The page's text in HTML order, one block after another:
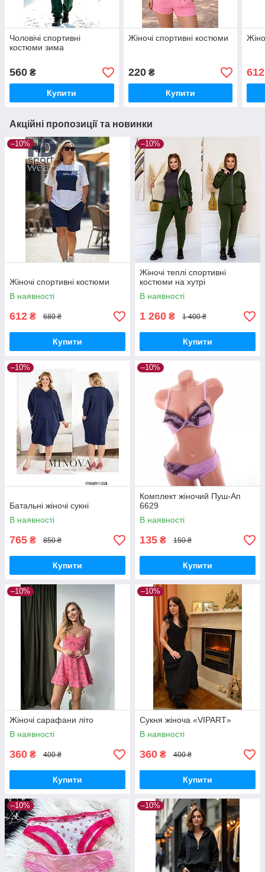
Чоловічі спортивні
костюми зима
560 ₴
Купити
Жіночі спортивні костюми
220₴
Купити
612
Акційні пропозиції та новинки
–10%
Жіночі спортивні костюми
В наявності
612 ₴ 680 ₴
Купити
–10%
Жіночі теплі спортивні
костюми на хутрі
В наявності
1 260 ₴ 1 400 ₴
Купити
–10%
Батальні жіночі сукні
В наявності
765 ₴ 850 ₴
Купити
–10%
Комплект жіночий Пуш-Ап
6629
В наявності
135 ₴ 150 ₴
Купити
–10%
Жіночі сарафани літо
В наявності
360 ₴ 400 ₴
Купити
–10%
Сукня жіноча «VIPART»
В наявності
360 ₴ 400 ₴
Купити
–10% –10%